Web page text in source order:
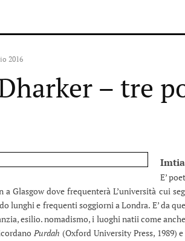
2016
– tre
E’
a Glasgow dove frequenterà L’università cui
lunghi e frequenti soggiorni a Londra. E’ da
esilio. nomadismo, i luoghi natii come
Purdah (Oxford University Press,